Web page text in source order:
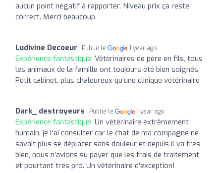
aucun point négatif à rapporter. Niveau prix ça reste
correct. Merci beaucoup.
Ludivine Decoeur Publié le 1 year ago
Expérience fantastique: Vétérinaires de père en fils, tous
les animaux de la famille ont toujours été bien soignés.
Petit cabinet, plus chaleureux qu'une clinique vétérinaire
Dark_ destroyeurs Publié le 1 year ago
Expérience fantastique: Un vétérinaire extrêmement
humain, je l'ai consulter car le chat de ma compagne ne
savait plus se déplacer sans douleur et depuis il va très
bien, nous n'avions su payer que les frais de traitement
et pourtant très pro. Un vétérinaire d'exception!